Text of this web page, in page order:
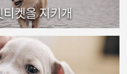
켓을 지키개